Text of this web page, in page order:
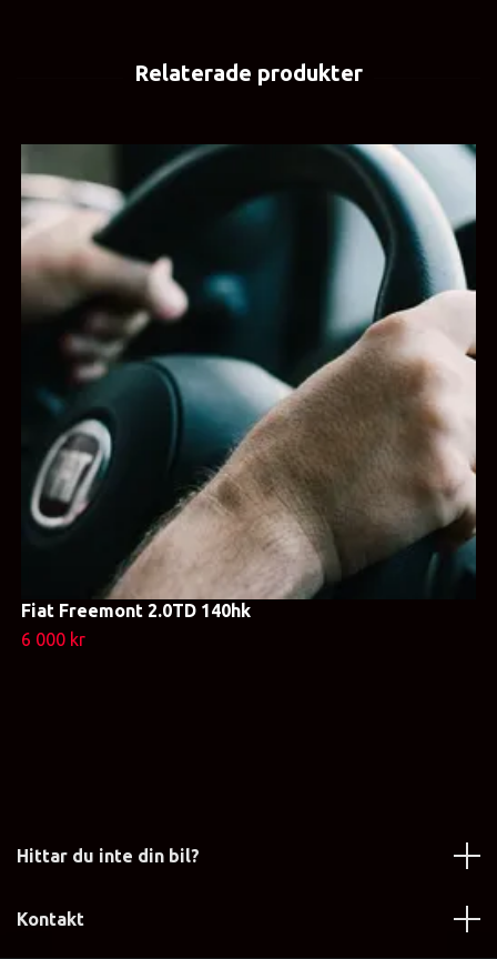
Fiat Freemont 2.0TD 140hk
6 000 kr
Hittar du inte din bil?
Kontakt